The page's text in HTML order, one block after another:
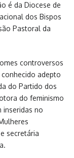
é da Diocese de
dos Bispos
Pastoral da
controversos
adepto
do Partido dos
do feminismo
inseridas no
secretária